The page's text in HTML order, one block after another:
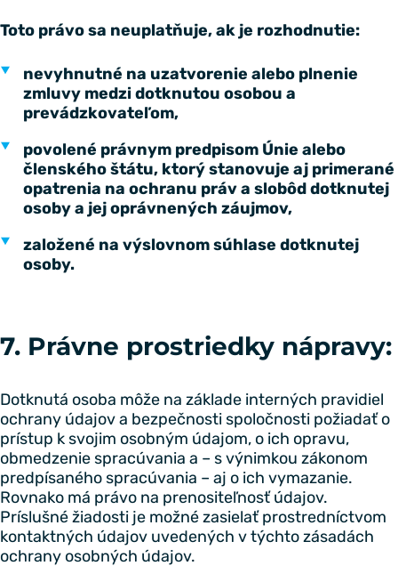
Toto právo sa neuplatňuje, ak je rozhodnutie:
nevyhnutné na uzatvorenie alebo plnenie
zmluvy medzi dotknutou osobou a
prevádzkovateľom,
povolené právnym predpisom Únie alebo
členského štátu, ktorý stanovuje aj primerané
opatrenia na ochranu práv a slobôd dotknutej
osoby a jej oprávnených záujmov,
založené na výslovnom súhlase dotknutej
osoby.
7. Právne prostriedky nápravy:
Dotknutá osoba môže na základe interných pravidiel
ochrany údajov a bezpečnosti spoločnosti požiadať o
prístup k svojim osobným údajom, o ich opravu,
obmedzenie spracúvania a – s výnimkou zákonom
predpísaného spracúvania – aj o ich vymazanie.
Rovnako má právo na prenositeľnosť údajov.
Príslušné žiadosti je možné zasielať prostredníctvom
kontaktných údajov uvedených v týchto zásadách
ochrany osobných údajov.